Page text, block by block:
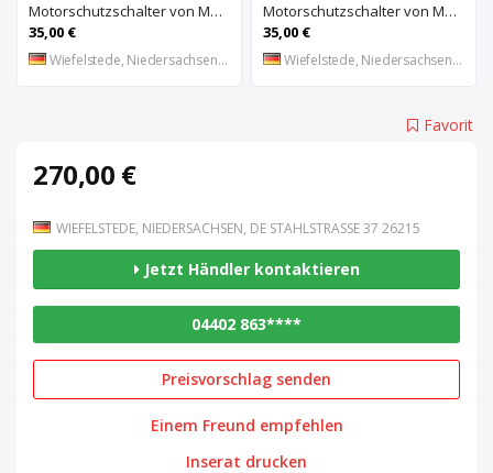
Motorschutzschalter von Moeller – PKZM 1-6
35,00 €
Wiefelstede, Niedersachsen, DE
Motorschutzschalter von Moeller – PKZM 1-1,6
35,00 €
Wiefelstede, Niedersachsen, DE
Favorit
270,00 €
WIEFELSTEDE, NIEDERSACHSEN, DE STAHLSTRASSE 37 26215
Jetzt Händler kontaktieren
04402 863****
Preisvorschlag senden
Einem Freund empfehlen
Inserat drucken